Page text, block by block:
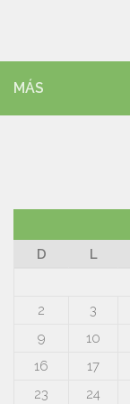
MÁS
D
L
2
3
9
10
16
17
23
24